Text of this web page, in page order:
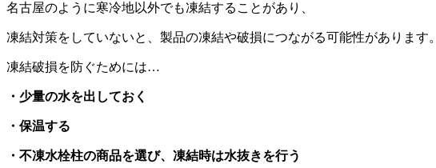
名古屋のように寒冷地以外でも凍結することがあり、
凍結対策をしていないと、製品の凍結や破損につながる可能性があります。
凍結破損を防ぐためには…
・少量の水を出しておく
・保温する
・不凍水栓柱の商品を選び、凍結時は水抜きを行う